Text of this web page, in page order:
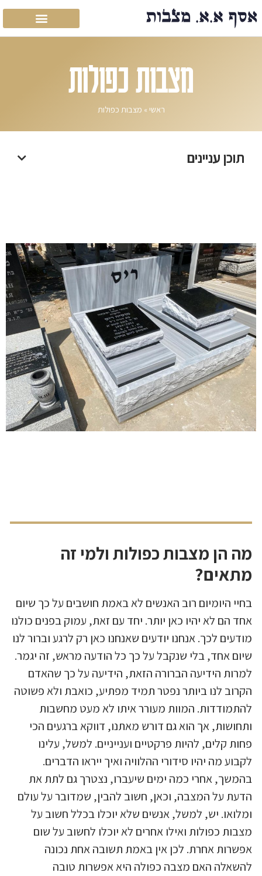
מצבות כפולות
ראשי » מצבות כפולות
תוכן עניינים
מה הן מצבות כפולות ולמי זה
מתאים?
בחיי היומיום רוב האנשים לא באמת חושבים על כך שיום
אחד הם לא יהיו כאן יותר. יחד עם זאת, עמוק בפנים כולנו
מודעים לכך. אנחנו יודעים שאנחנו כאן רק לרגע וברור לנו
שיום אחד, בלי שנקבל על כך כל הודעה מראש, זה יגמר.
למרות הידיעה הברורה הזאת, הידיעה על כך שהאדם
הקרוב לנו ביותר נפטר תמיד מפתיע, כואבת ולא פשוטה
להתמודדות. המוות מעורר איתו לא מעט מחשבות
ותחושות, אך הוא גם דורש מאתנו, דווקא ברגעים הכי
פחות קלים, להיות פרקטיים וענייניים. למשל, עלינו
לקבוע מה יהיו סידורי ההלוויה ואיך ייראו הדברים.
בהמשך, אחרי כמה ימים שיעברו, נצטרך גם לתת את
הדעת על המצבה, וכאן, חשוב להבין, שמדובר על עולם
ומלואו. יש, למשל, אנשים שלא יוכלו בכלל חשוב על
מצבות כפולות ואילו אחרים לא יוכלו לחשוב על שום
אפשרות אחרת. לכן אין באמת תשובה אחת נכונה
להשאלה האם מצבה כפולה היא אפשרות טובה